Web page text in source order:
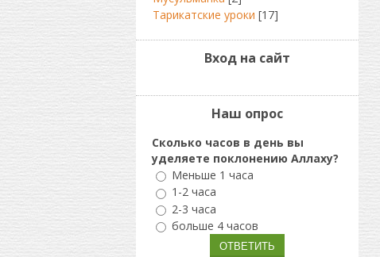
Тарикатские уроки [17]
Вход на сайт
Наш опрос
Сколько часов в день вы
уделяете поклонению Аллаху?
Меньше 1 часа
1-2 часа
2-3 часа
больше 4 часов